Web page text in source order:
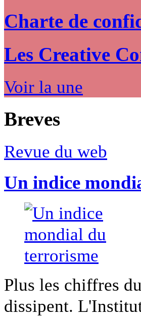
Charte de
Les Creative
Voir la une
Breves
Revue du web
Un indice
Plus les chiffres
dissipent.